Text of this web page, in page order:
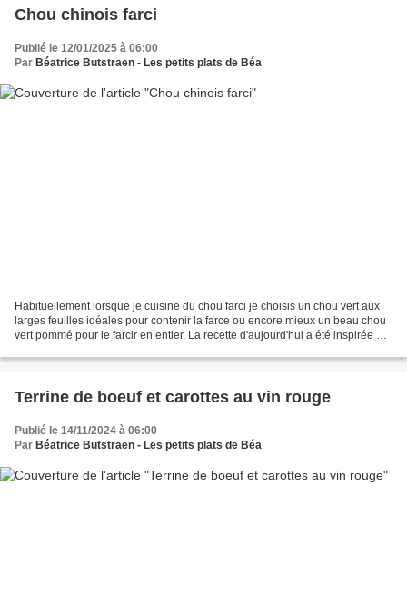
Chou chinois farci
Publié le 12/01/2025 à 06:00
Par Béatrice Butstraen - Les petits plats de Béa
Habituellement lorsque je cuisine du chou farci je choisis un chou vert aux
larges feuilles idéales pour contenir la farce ou encore mieux un beau chou
vert pommé pour le farcir en entier. La recette d'aujourd'hui a été inspirée par
Terrine de boeuf et carottes au vin rouge
Publié le 14/11/2024 à 06:00
Par Béatrice Butstraen - Les petits plats de Béa